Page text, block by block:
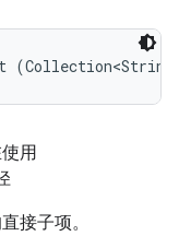
用
接子项。